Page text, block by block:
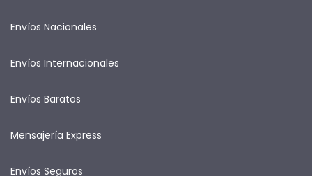
Envíos Nacionales
Envíos Internacionales
Envíos Baratos
Mensajería Express
Envíos Seguros